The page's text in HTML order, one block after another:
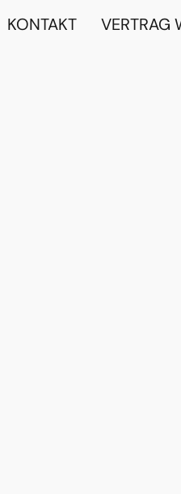
KONTAKT VERTRAG